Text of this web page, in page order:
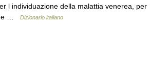
l individuazione della malattia venerea, per
…
Dizionario italiano